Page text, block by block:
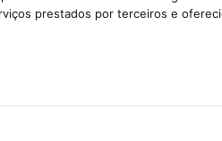
prestados por terceiros e